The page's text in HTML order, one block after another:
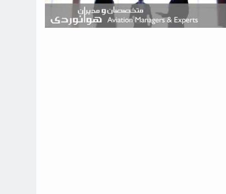
استخدام در صنعت هوانوردی کانادا با آموزش رایگان و حقوق ۱۲۷ هزار
دلاری